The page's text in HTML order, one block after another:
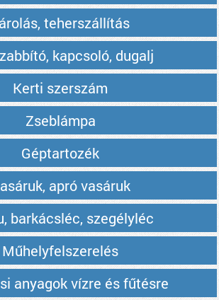
teherszállítás
kapcsoló, dugalj
Kerti szerszám
Zseblámpa
Géptartozék
apró vasáruk
barkácsléc, szegélyléc
Műhelyfelszerelés
anyagok vízre és fűtésre